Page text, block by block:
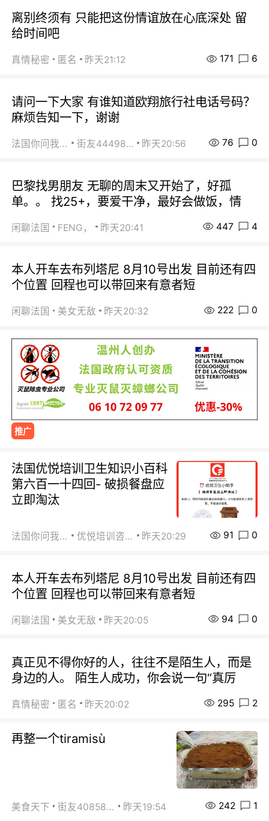
离别终须有 只能把这份情谊放在心底深处 留
给时间吧
真情秘密 匿名 昨天21:12 171 6
请问一下大家 有谁知道欧翔旅行社电话号码？
麻烦告知一下，谢谢
法国你问我答 街友44498484 昨天20:56 76 0
巴黎找男朋友 无聊的周末又开始了，好孤
单。。 找25+，要爱干净，最好会做饭，情
闲聊法国 FENG， 昨天20:41 447 4
本人开车去布列塔尼 8月10号出发 目前还有四
个位置 回程也可以带回来有意者短
闲聊法国 美女无敌 昨天20:32 222 0
推广
法国优悦培训卫生知识小百科
第六百一十四回- 破损餐盘应
立即淘汰
法国你问我答 优悦培训咨询 昨天20:29 91 0
本人开车去布列塔尼 8月10号出发 目前还有四
个位置 回程也可以带回来有意者短
闲聊法国 美女无敌 昨天20:05 94 0
真正见不得你好的人，往往不是陌生人，而是
身边的人。 陌生人成功，你会说一句“真厉
真情秘密 匿名 昨天20:02 295 2
再整一个tiramisù
美食天下 街友40858442 昨天19:54 242 1